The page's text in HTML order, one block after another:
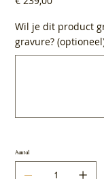
Wil je dit product
gravure?
Aantal